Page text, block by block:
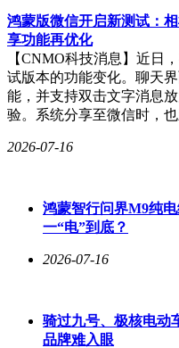
鸿蒙版微信开启新测试：
享功能再优化
【CNMO科技消息】近日
试版本的功能变化。聊天
能，并支持双击文字消息
验。系统分享至微信时，
2026-07-16
鸿蒙智行问界M9纯
一“电”到底？
2026-07-16
骑过九号、极核电动
品牌难入眼